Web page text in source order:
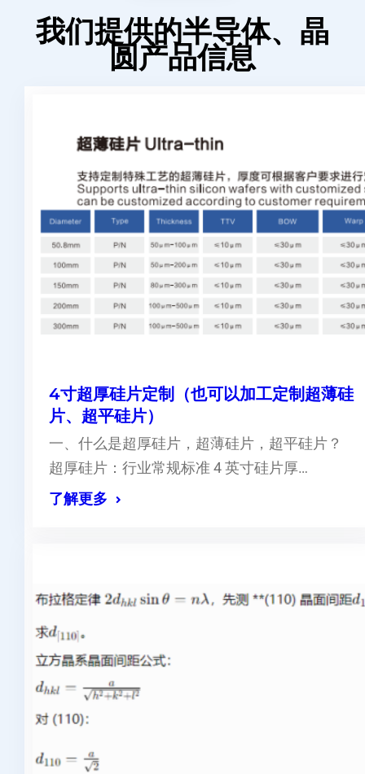
我们提供的半导体、晶
圆产品信息
4寸超厚硅片定制（也可以加工定制超薄硅
片、超平硅片）
一、什么是超厚硅片，超薄硅片，超平硅片？
超厚硅片：行业常规标准 4 英寸硅片厚…
了解更多